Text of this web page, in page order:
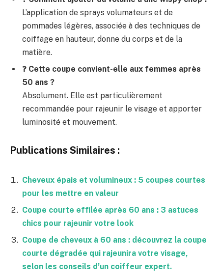
L’application de sprays volumateurs et de
pommades légères, associée à des techniques de
coiffage en hauteur, donne du corps et de la
matière.
❓ Cette coupe convient-elle aux femmes après
50 ans ?
Absolument. Elle est particulièrement
recommandée pour rajeunir le visage et apporter
luminosité et mouvement.
Publications Similaires :
Cheveux épais et volumineux : 5 coupes courtes
pour les mettre en valeur
Coupe courte effilée après 60 ans : 3 astuces
chics pour rajeunir votre look
Coupe de cheveux à 60 ans : découvrez la coupe
courte dégradée qui rajeunira votre visage,
selon les conseils d’un coiffeur expert.